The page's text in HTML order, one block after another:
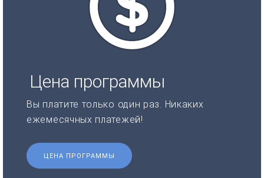
Цена программы
Вы платите только один раз. Никаких
ежемесячных платежей!
ЦЕНА ПРОГРАММЫ